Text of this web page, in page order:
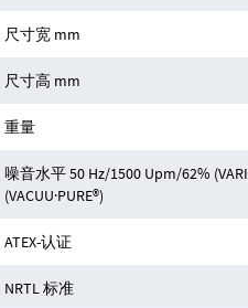
尺寸宽 mm
尺寸高 mm
重量
噪音水平 50 Hz/1500 Upm/62%
(VACUU·PURE®)
ATEX-认证
NRTL 标准